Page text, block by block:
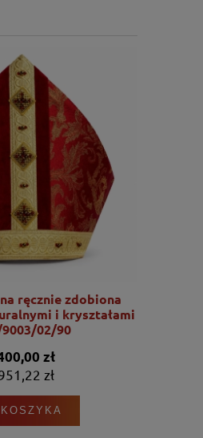
ręcznie zdobiona
i kryształami
02/90
zł
zł